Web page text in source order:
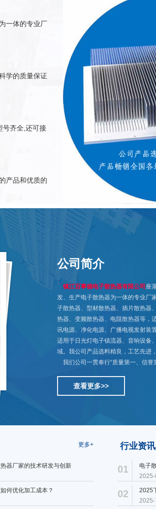
一体的专业厂
学的质量保证
号齐全,还可接
产品和优质的
公司简介
镇江百事德电子散热器有限公司 座
发、生产电子散热器为一体的专业厂
子散热器、型材散热器、插片散热器
热器、变频散热器、电阻散热器等，
讯电源、净化电源、广播电视发射装
适用于日光灯电子镇流器、音响设备
域。我公司产品选料精良，工艺先进
我们公司一贯奉行“质量第一、信誉
查看更多>>
更多+
器厂家的技术研发与创新
何优化加工成本？
行业资讯
01
电子
2025-
02
2025
2025-